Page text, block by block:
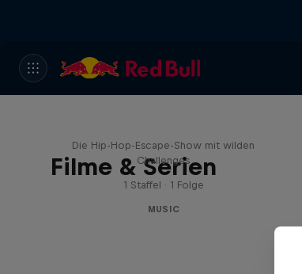
Filme & Serien
Die Hip-Hop-Escape-Show mit wilden
Challenges
1 Staffel · 1 Folge
MUSIC